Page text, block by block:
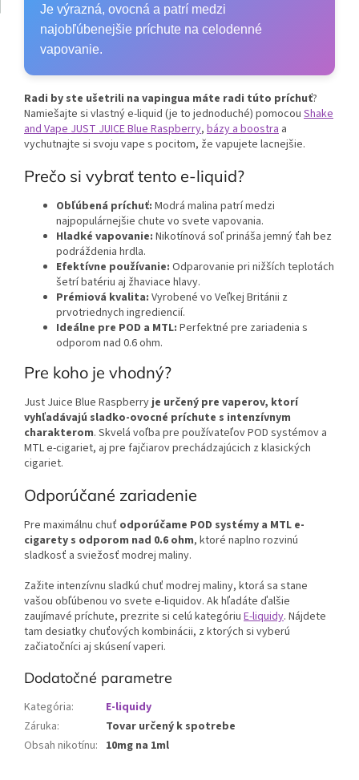
Je výrazná, ovocná a patrí medzi
najobľúbenejšie príchute na celodenné
vapovanie.
Radi by ste ušetrili na vapingua máte radi túto príchuť?
Namiešajte si vlastný e-liquid (je to jednoduché) pomocou Shake
and Vape JUST JUICE Blue Raspberry, bázy a boostra a
vychutnajte si svoju vape s pocitom, že vapujete lacnejšie.
Prečo si vybrať tento e-liquid?
Obľúbená príchuť: Modrá malina patrí medzi
najpopulárnejšie chute vo svete vapovania.
Hladké vapovanie: Nikotínová soľ prináša jemný ťah bez
podráždenia hrdla.
Efektívne používanie: Odparovanie pri nižších teplotách
šetrí batériu aj žhaviace hlavy.
Prémiová kvalita: Vyrobené vo Veľkej Británii z
prvotriednych ingrediencií.
Ideálne pre POD a MTL: Perfektné pre zariadenia s
odporom nad 0.6 ohm.
Pre koho je vhodný?
Just Juice Blue Raspberryje určený pre vaperov, ktorí
vyhľadávajú sladko-ovocné príchute s intenzívnym
charakterom. Skvelá voľba pre používateľov POD systémov a
MTL e-cigariet, aj pre fajčiarov prechádzajúcich z klasických
cigariet.
Odporúčané zariadenie
Pre maximálnu chuť odporúčame POD systémy a MTL e-
cigarety s odporom nad 0.6 ohm, ktoré naplno rozvinú
sladkosť a sviežosť modrej maliny.
Zažite intenzívnu sladkú chuť modrej maliny, ktorá sa stane
vašou obľúbenou vo svete e-liquidov. Ak hľadáte ďalšie
zaujímavé príchute, prezrite si celú kategóriu E-liquidy. Nájdete
tam desiatky chuťových kombinácii, z ktorých si vyberú
začiatočníci aj skúsení vaperi.
Dodatočné parametre
Kategória:
E-liquidy
Záruka:
Tovar určený k spotrebe
Obsah nikotínu: 10mg na 1ml